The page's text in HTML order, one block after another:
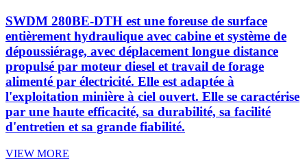
SWDM 280BE-DTH est une foreuse de surface
entièrement hydraulique avec cabine et système de
dépoussiérage, avec déplacement longue distance
propulsé par moteur diesel et travail de forage
alimenté par électricité. Elle est adaptée à
l'exploitation minière à ciel ouvert. Elle se caractérise
par une haute efficacité, sa durabilité, sa facilité
d'entretien et sa grande fiabilité.
VIEW MORE